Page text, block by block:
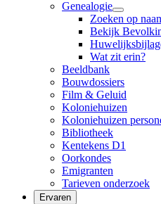
Genealogie
Zoeken op
Bekijk
Wat zit erin?
Beeldbank
Bouwdossiers
Film & Geluid
Koloniehuizen
Koloniehuizen
Bibliotheek
Kentekens D1
Oorkondes
Emigranten
Tarieven onderzoek
Ervaren